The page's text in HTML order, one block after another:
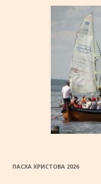
ПАСХА ХРИСТОВА 2026